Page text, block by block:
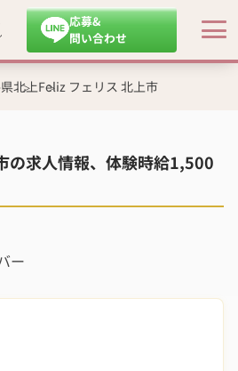
応募&
問い合わせ
北上Feliz フェリス 北上市
の求人情報、体験時給1,500
ー